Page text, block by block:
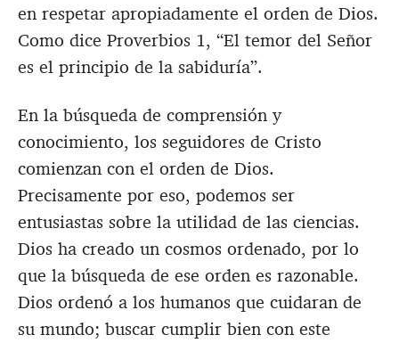
en respetar apropiadamente el orden de Dios.
Como dice Proverbios 1, “El temor del Señor
es el principio de la sabiduría”.
En la búsqueda de comprensión y
conocimiento, los seguidores de Cristo
comienzan con el orden de Dios.
Precisamente por eso, podemos ser
entusiastas sobre la utilidad de las ciencias.
Dios ha creado un cosmos ordenado, por lo
que la búsqueda de ese orden es razonable.
Dios ordenó a los humanos que cuidaran de
su mundo; buscar cumplir bien con este